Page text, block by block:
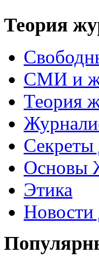
Теория
СМИ и
Теория
Секреты
Основы
Этика
Новости